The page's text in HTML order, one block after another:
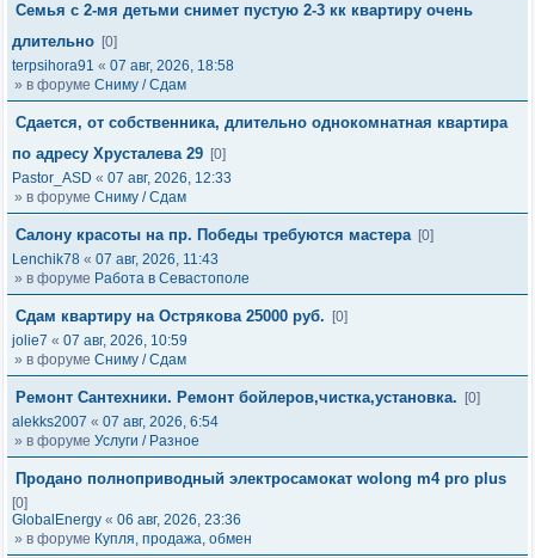
Семья с 2-мя детьми снимет пустую 2-3 кк квартиру очень
длительно [0]
terpsihora91 « 07 авг, 2026, 18:58
» в форуме Сниму / Сдам
Сдается, от собственника, длительно однокомнатная квартира
по адресу Хрусталева 29 [0]
Pastor_ASD « 07 авг, 2026, 12:33
» в форуме Сниму / Сдам
Салону красоты на пр. Победы требуются мастера [0]
Lenchik78 « 07 авг, 2026, 11:43
» в форуме Работа в Севастополе
Сдам квартиру на Острякова 25000 руб.
[0]
jolie7 « 07 авг, 2026, 10:59
» в форуме Сниму / Сдам
Ремонт Сантехники. Ремонт бойлеров,чистка,установка.
[0]
alekks2007 « 07 авг, 2026, 6:54
» в форуме Услуги / Разное
Продано полноприводный электросамокат wolong m4 pro plus
[0]
GlobalEnergy « 06 авг, 2026, 23:36
» в форуме Купля, продажа, обмен